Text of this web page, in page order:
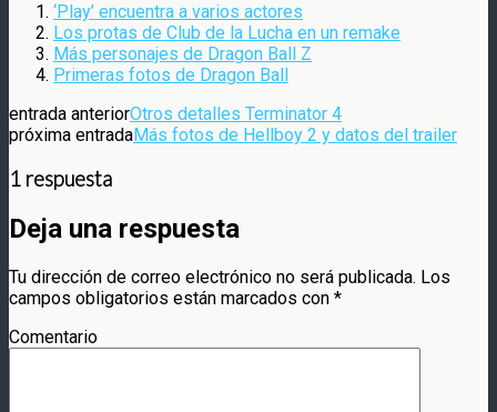
‘Play’ encuentra a varios actores
Los protas de Club de la Lucha en un remake
Más personajes de Dragon Ball Z
Primeras fotos de Dragon Ball
entrada anteriorOtros detalles Terminator 4
próxima entradaMás fotos de Hellboy 2 y datos del trailer
1 respuesta
Deja una respuesta
Tu dirección de correo electrónico no será publicada. Los
campos obligatorios están marcados con *
Comentario